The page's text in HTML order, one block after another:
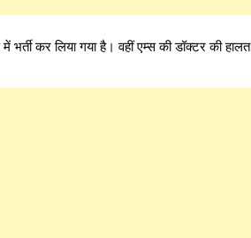
कर लिया गया है। वहीं एम्स की डॉक्टर की हालत